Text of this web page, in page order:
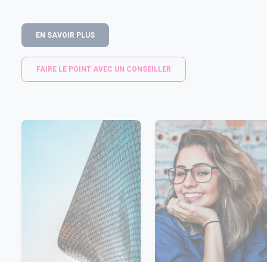
EN SAVOIR PLUS
FAIRE LE POINT AVEC UN CONSEILLER